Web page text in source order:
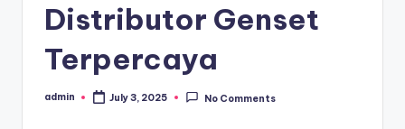
Distributor Genset
Terpercaya
Posted
admin July 3, 2025 No Comments